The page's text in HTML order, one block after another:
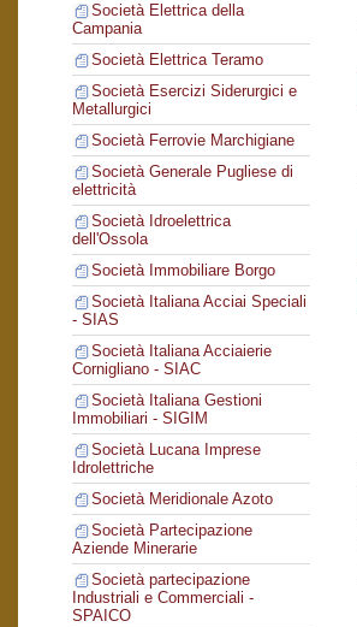
Società Elettrica della
Campania
Società Elettrica Teramo
Società Esercizi Siderurgici e
Metallurgici
Società Ferrovie Marchigiane
Società Generale Pugliese di
elettricità
Società Idroelettrica
dell'Ossola
Società Immobiliare Borgo
Società Italiana Acciai Speciali
- SIAS
Società Italiana Acciaierie
Cornigliano - SIAC
Società Italiana Gestioni
Immobiliari - SIGIM
Società Lucana Imprese
Idrolettriche
Società Meridionale Azoto
Società Partecipazione
Aziende Minerarie
Società partecipazione
Industriali e Commerciali -
SPAICO